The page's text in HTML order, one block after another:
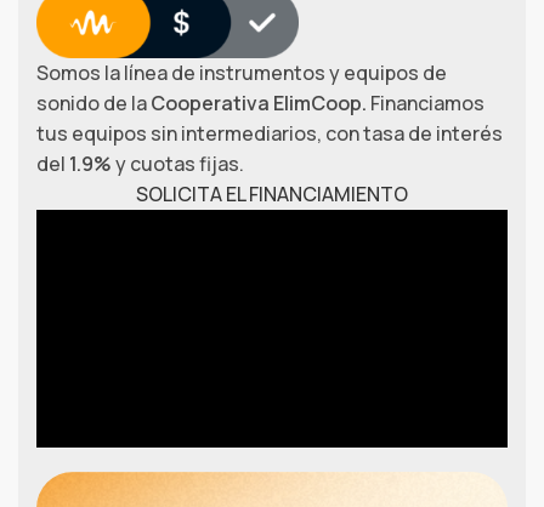
Somos la línea de instrumentos y equipos de
sonido de laCooperativa ElimCoop. Financiamos
tus equipos sin intermediarios, con tasa de interés
del 1.9%y cuotas fijas.
SOLICITA EL FINANCIAMIENTO